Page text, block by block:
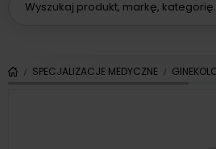
SPECJALIZACJE MEDYCZNE